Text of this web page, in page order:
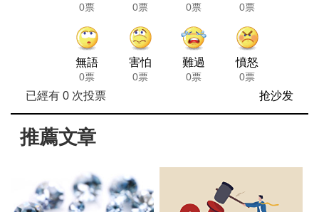
0票 0票 0票 0票
無語
0票
害怕
0票
難過
0票
憤怒
0票
已經有 0次投票 抢沙发
推薦文章